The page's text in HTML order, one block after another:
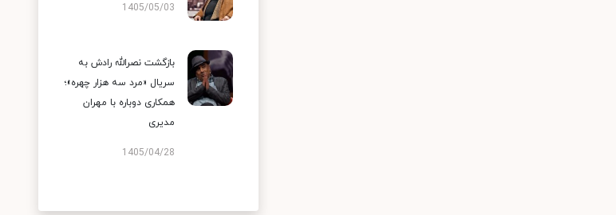
1405/05/03
بازگشت نصرالله رادش به
سریال «مرد سه هزار چهره»؛
همکاری دوباره با مهران
مدیری
1405/04/28